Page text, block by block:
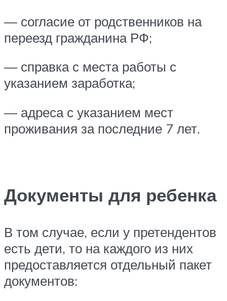
— согласие от родственников на
переезд гражданина РФ;
— справка с места работы с
указанием заработка;
— адреса с указанием мест
проживания за последние 7 лет.
Документы для ребенка
В том случае, если у претендентов
есть дети, то на каждого из них
предоставляется отдельный пакет
документов: